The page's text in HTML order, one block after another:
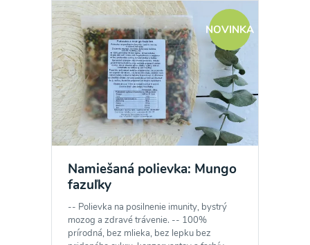
NOVINKA
Namiešaná polievka: Mungo
fazuľky
-- Polievka na posilnenie imunity, bystrý
mozog a zdravé trávenie. -- 100%
prírodná, bez mlieka, bez lepku bez